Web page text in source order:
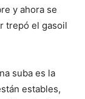
y ahora se
trepó el gasoil
suba es la
estables,